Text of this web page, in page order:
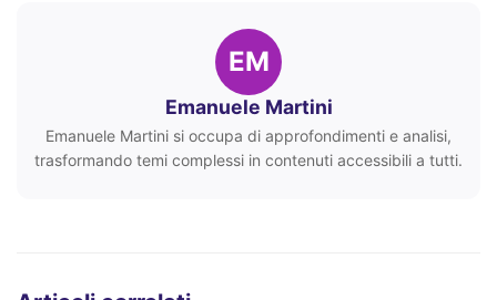
EM
Emanuele Martini
Emanuele Martini si occupa di approfondimenti e analisi,
trasformando temi complessi in contenuti accessibili a tutti.